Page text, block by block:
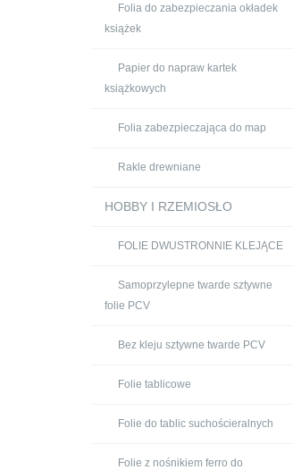
Folia do zabezpieczania okładek
książek
Papier do napraw kartek
książkowych
Folia zabezpieczająca do map
Rakle drewniane
HOBBY I RZEMIOSŁO
FOLIE DWUSTRONNIE KLEJĄCE
Samoprzylepne twarde sztywne
folie PCV
Bez kleju sztywne twarde PCV
Folie tablicowe
Folie do tablic suchościeralnych
Folie z nośnikiem ferro do